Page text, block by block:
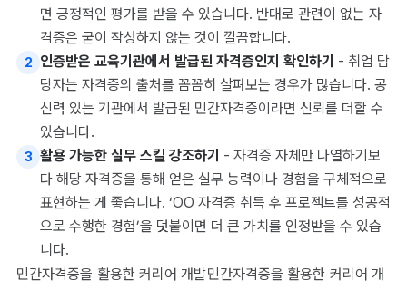
면 긍정적인 평가를 받을 수 있습니다. 반대로 관련이 없는 자
격증은 굳이 작성하지 않는 것이 깔끔합니다.
2 인증받은 교육기관에서 발급된 자격증인지 확인하기 - 취업 담
당자는 자격증의 출처를 꼼꼼히 살펴보는 경우가 많습니다. 공
신력 있는 기관에서 발급된 민간자격증이라면 신뢰를 더할 수
있습니다.
3 활용 가능한 실무 스킬 강조하기 - 자격증 자체만 나열하기보
다 해당 자격증을 통해 얻은 실무 능력이나 경험을 구체적으로
표현하는 게 좋습니다. ‘OO 자격증 취득 후 프로젝트를 성공적
으로 수행한 경험’을 덧붙이면 더 큰 가치를 인정받을 수 있습
니다.
민간자격증을 활용한 커리어 개발민간자격증을 활용한 커리어 개